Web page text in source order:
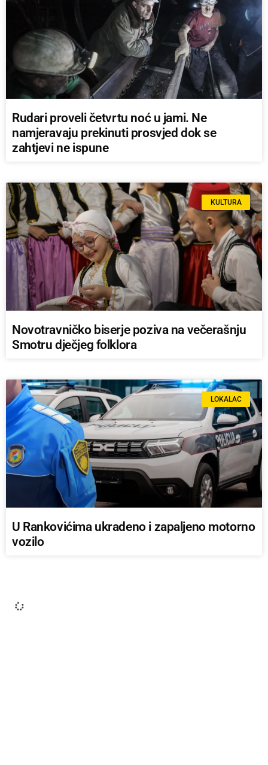
Rudari proveli četvrtu noć u jami. Ne
namjeravaju prekinuti prosvjed dok se
zahtjevi ne ispune
KULTURA
Novotravničko biserje poziva na večerašnju
Smotru dječjeg folklora
LOKALAC
U Rankovićima ukradeno i zapaljeno motorno
vozilo